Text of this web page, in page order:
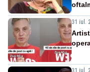
31 iul.